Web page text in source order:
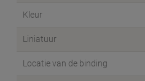
Kleur
Liniatuur
Locatie van de binding